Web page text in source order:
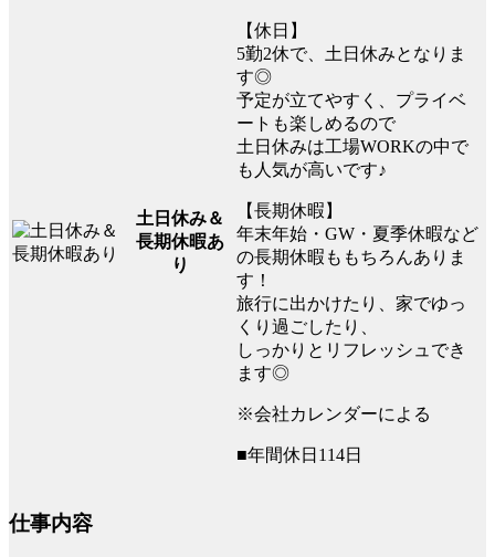
土日休み＆
長期休暇あ
り
【休日】
5勤2休で、土日休みとなりま
す◎
予定が立てやすく、プライベ
ートも楽しめるので
土日休みは工場WORKの中で
も人気が高いです♪
【長期休暇】
年末年始・GW・夏季休暇など
の長期休暇ももちろんありま
す！
旅行に出かけたり、家でゆっ
くり過ごしたり、
しっかりとリフレッシュでき
ます◎
※会社カレンダーによる
■年間休日114日
仕事内容